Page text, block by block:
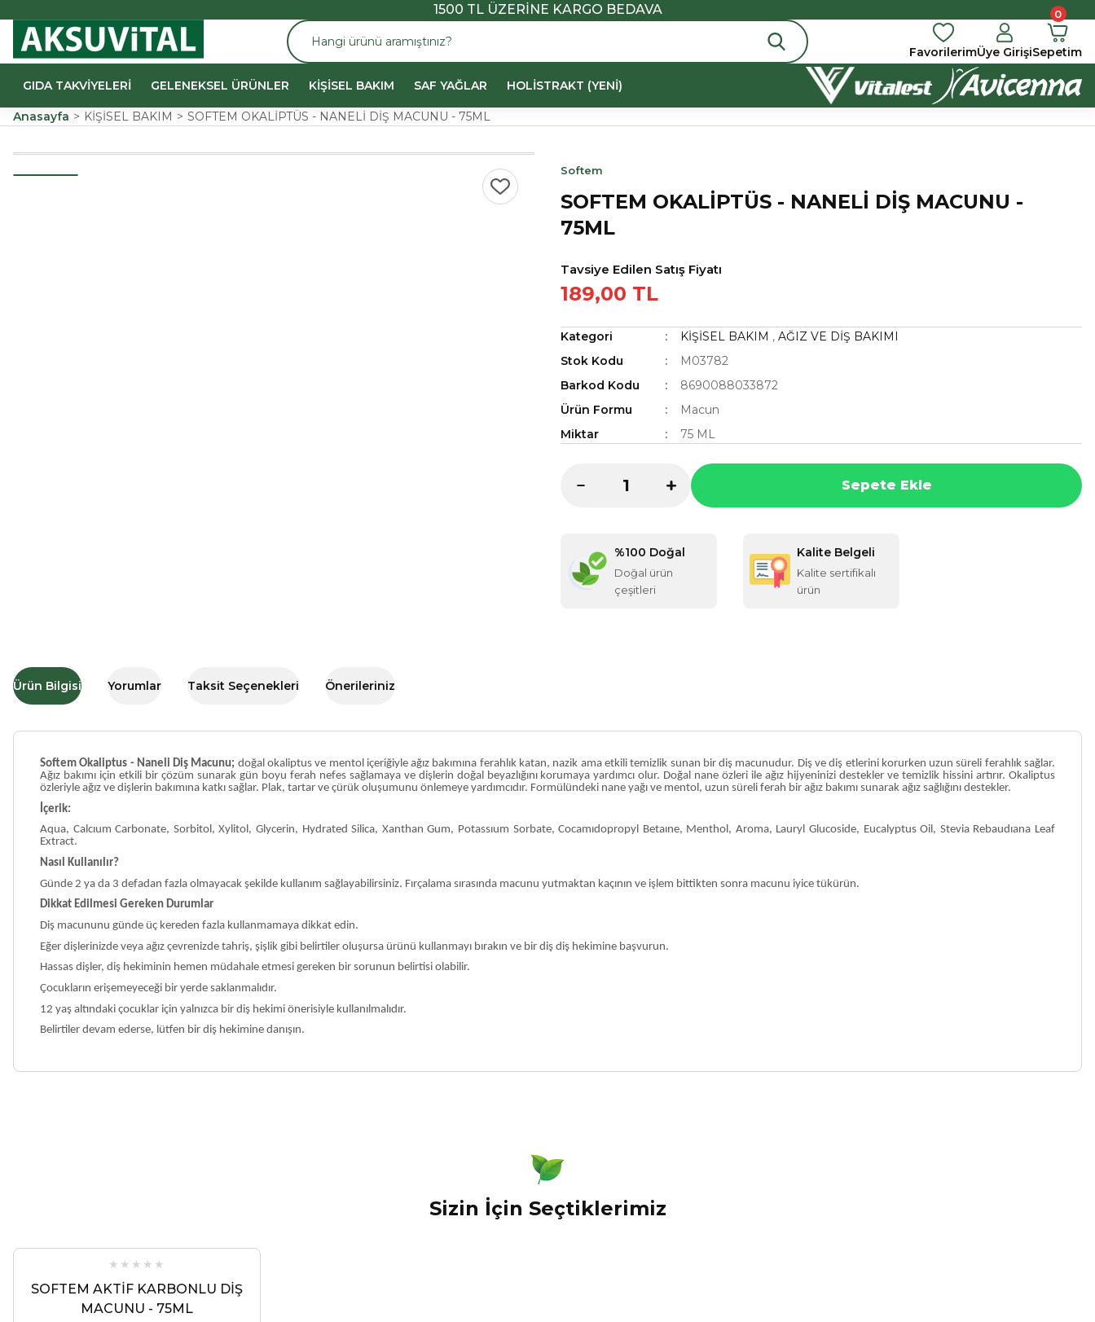
1500 TL ÜZERİNE KARGO BEDAVA
FavorilerimÜye Girişi
0
Sepetim
GIDA TAKVİYELERİ GELENEKSEL ÜRÜNLER KİŞİSEL BAKIM SAF YAĞLAR HOLİSTRAKT (YENİ)
Anasayfa KİŞİSEL BAKIM SOFTEM OKALİPTÜS - NANELİ DİŞ MACUNU - 75ML
Softem
SOFTEM OKALİPTÜS - NANELİ DİŞ MACUNU -
75ML
Tavsiye Edilen Satış Fiyatı
189,00 TL
Kategori KİŞİSEL BAKIM , AĞIZ VE DİŞ BAKIMI
Stok Kodu
M03782
Barkod Kodu
8690088033872
Ürün Formu
Macun
Miktar
75 ML
Sepete Ekle
%100 Doğal
Doğal ürün
çeşitleri
Kalite Belgeli
Kalite sertifikalı
ürün
Ürün Bilgisi Yorumlar Taksit Seçenekleri Önerileriniz
Softem Okaliptus - Naneli Diş Macunu; doğal okaliptus ve mentol içeriğiyle ağız bakımına ferahlık katan, nazik ama etkili temizlik sunan bir diş macunudur. Diş ve diş etlerini korurken uzun süreli ferahlık sağlar.
Ağız bakımı için etkili bir çözüm sunarak gün boyu ferah nefes sağlamaya ve dişlerin doğal beyazlığını korumaya yardımcı olur. Doğal nane özleri ile ağız hijyeninizi destekler ve temizlik hissini artırır. Okaliptus
özleriyle ağız ve dişlerin bakımına katkı sağlar. Plak, tartar ve çürük oluşumunu önlemeye yardımcıdır. Formülündeki nane yağı ve mentol, uzun süreli ferah bir ağız bakımı sunarak ağız sağlığını destekler.
İçerik:
Aqua, Calcıum Carbonate, Sorbitol, Xylitol, Glycerin, Hydrated Silica, Xanthan Gum, Potassıum Sorbate, Cocamıdopropyl Betaıne, Menthol, Aroma, Lauryl Glucoside, Eucalyptus Oil, Stevia Rebaudıana Leaf
Extract.
Nasıl Kullanılır?
Günde 2 ya da 3 defadan fazla olmayacak şekilde kullanım sağlayabilirsiniz. Fırçalama sırasında macunu yutmaktan kaçının ve işlem bittikten sonra macunu iyice tükürün.
Dikkat Edilmesi Gereken Durumlar
Diş macununu günde üç kereden fazla kullanmamaya dikkat edin.
Eğer dişlerinizde veya ağız çevrenizde tahriş, şişlik gibi belirtiler oluşursa ürünü kullanmayı bırakın ve bir diş diş hekimine başvurun.
Hassas dişler, diş hekiminin hemen müdahale etmesi gereken bir sorunun belirtisi olabilir.
Çocukların erişemeyeceği bir yerde saklanmalıdır.
12 yaş altındaki çocuklar için yalnızca bir diş hekimi önerisiyle kullanılmalıdır.
Belirtiler devam ederse, lütfen bir diş hekimine danışın.
Yorum Yaz
Bu ürüne benzer farklı alternatifler olmalı.
Sizin İçin Seçtiklerimiz
SOFTEM AKTİF KARBONLU DİŞ
MACUNU - 75ML